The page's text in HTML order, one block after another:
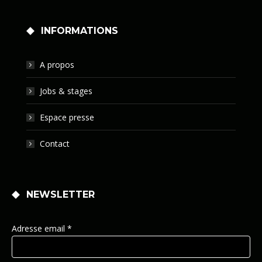
INFORMATIONS
A propos
Jobs & stages
Espace presse
Contact
NEWSLETTER
Adresse email *